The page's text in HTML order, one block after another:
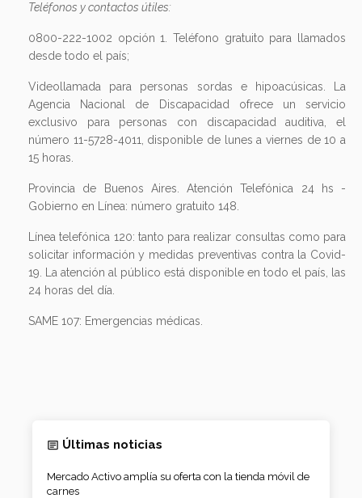
Teléfonos y contactos útiles:
0800-222-1002 opción 1. Teléfono gratuito para llamados
desde todo el país;
Videollamada para personas sordas e hipoacúsicas. La
Agencia Nacional de Discapacidad ofrece un servicio
exclusivo para personas con discapacidad auditiva, el
número 11-5728-4011, disponible de lunes a viernes de 10 a
15 horas.
Provincia de Buenos Aires. Atención Telefónica 24 hs -
Gobierno en Línea: número gratuito 148.
Línea telefónica 120: tanto para realizar consultas como para
solicitar información y medidas preventivas contra la Covid-
19. La atención al público está disponible en todo el país, las
24 horas del día.
SAME 107: Emergencias médicas.
Últimas noticias
Mercado Activo amplía su oferta con la tienda móvil de
carnes